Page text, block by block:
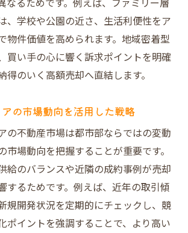
なるためです。例えば、ファミリー層
、学校や公園の近さ、生活利便性をア
物件価値を高められます。地域密着型
買い手の心に響く訴求ポイントを明確
得のいく高額売却へ直結します。
の市場動向を活用した戦略
の不動産市場は都市部ならではの変動
市場動向を把握することが重要です。
給のバランスや近隣の成約事例が売却
するためです。例えば、近年の取引傾
規開発状況を定期的にチェックし、競
ポイントを強調することで、より高い